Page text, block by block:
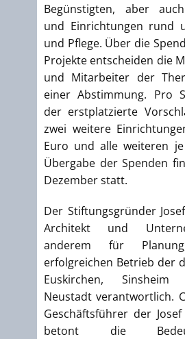
Begünstigten, aber
und Einrichtungen rund
und Pflege. Über die
Projekte entscheiden die
und Mitarbeiter der
einer Abstimmung. Pro
der erstplatzierte
zwei weitere
Euro und alle weiteren
Übergabe der Spenden
Dezember statt.
Der Stiftungsgründer
Architekt und
anderem für
erfolgreichen Betrieb der
Euskirchen,
Neustadt verantwortlich.
Geschäftsführer der
betont die